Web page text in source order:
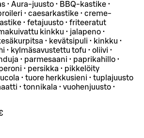
• Aura-juusto • BBQ-kastike •
• caesarkastike • creme-
• fetajuusto • friteeratut
kinkku • jalapeno •
• kevätsipuli • kinkku •
• kylmäsavustettu tofu • oliivi •
• parmesaani • paprikahillo •
• persikka • pikkelöity
• tuore herkkusieni • tuplajuusto
• tonnikala • vuohenjuusto •